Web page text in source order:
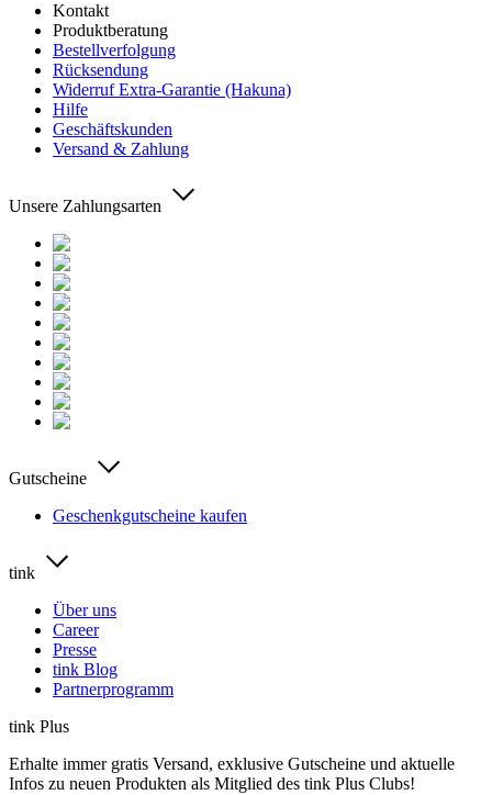
Kontakt
Produktberatung
Bestellverfolgung
Rücksendung
Widerruf Extra-Garantie (Hakuna)
Hilfe
Geschäftskunden
Versand & Zahlung
Unsere Zahlungsarten
Gutscheine
Geschenkgutscheine kaufen
tink
Über uns
Career
Presse
tink Blog
Partnerprogramm
tink Plus
Erhalte immer gratis Versand, exklusive Gutscheine und aktuelle
Infos zu neuen Produkten als Mitglied des tink Plus Clubs!